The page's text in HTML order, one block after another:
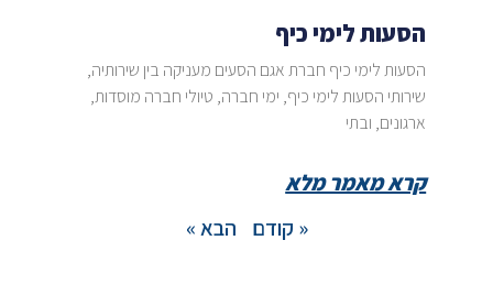
הסעות לימי כיף
הסעות לימי כיף חברת אגם הסעים מעניקה בין שירותיה,
שירותי הסעות לימי כיף, ימי חברה, טיולי חברה מוסדות,
ארגונים, ובתי
קרא מאמר מלא
« קודם
הבא »